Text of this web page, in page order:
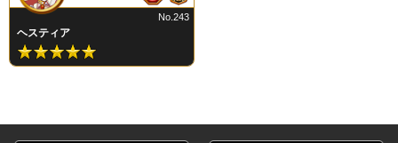
ヘスティア
No.243